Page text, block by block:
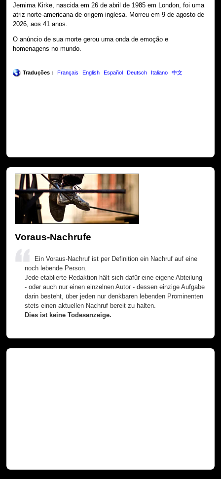
Jemima Kirke, nascida em 26 de abril de 1985 em London, foi uma
atriz norte-americana de origem inglesa. Morreu em 9 de agosto de
2026, aos 41 anos.
O anúncio de sua morte gerou uma onda de emoção e
homenagens no mundo.
Traduções : Français English Español Deutsch Italiano 中文
Voraus-Nachrufe
Ein Voraus-Nachruf ist per Definition ein Nachruf auf eine
noch lebende Person.
Jede etablierte Redaktion hält sich dafür eine eigene Abteilung
- oder auch nur einen einzelnen Autor - dessen einzige Aufgabe
darin besteht, über jeden nur denkbaren lebenden Prominenten
stets einen aktuellen Nachruf bereit zu halten.
Dies ist keine Todesanzeige.